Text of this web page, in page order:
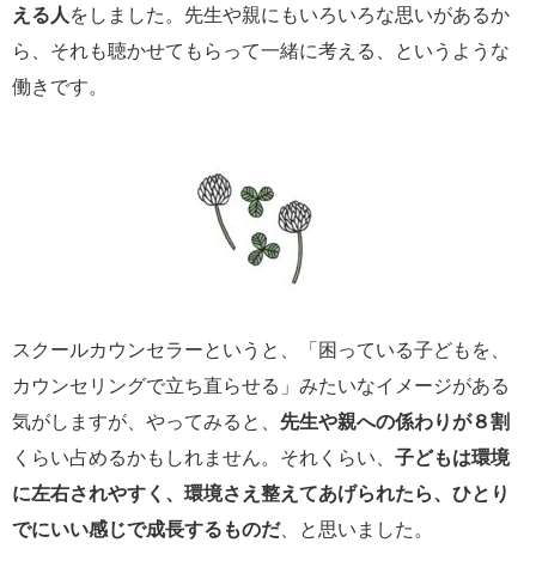
える人 をしました。先生や親にもいろいろな思いがあるか
ら、それも聴かせてもらって一緒に考える、というような
働きです。
スクールカウンセラーというと、「困っている子どもを、
カウンセリングで立ち直らせる」みたいなイメージがある
気がしますが、やってみると、 先生や親への係わりが８割
くらい占めるかもしれません。それくらい、 子どもは環境
に左右されやすく、環境さえ整えてあげられたら、ひとり
でにいい感じで成長するものだ、と思いました。